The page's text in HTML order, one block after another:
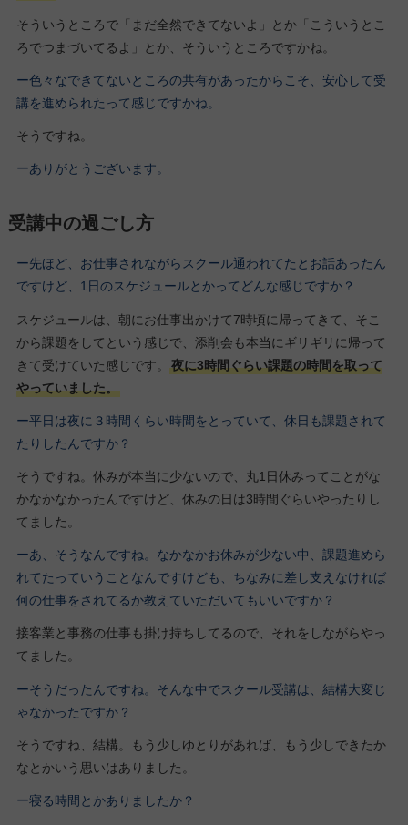
そういうところで「まだ全然できてないよ」とか「こういうとこ
ろでつまづいてるよ」とか、そういうところですかね。
ー色々なできてないところの共有があったからこそ、安心して受
講を進められたって感じですかね。
そうですね。
ーありがとうございます。
受講中の過ごし方
ー先ほど、お仕事されながらスクール通われてたとお話あったん
ですけど、1日のスケジュールとかってどんな感じですか？
スケジュールは、朝にお仕事出かけて7時頃に帰ってきて、そこ
から課題をしてという感じで、添削会も本当にギリギリに帰って
きて受けていた感じです。
夜に3時間ぐらい課題の時間を取って
やっていました。
ー平日は夜に３時間くらい時間をとっていて、休日も課題されて
たりしたんですか？
そうですね。休みが本当に少ないので、丸1日休みってことがな
かなかなかったんですけど、休みの日は3時間ぐらいやったりし
てました。
ーあ、そうなんですね。なかなかお休みが少ない中、課題進めら
れてたっていうことなんですけども、ちなみに差し支えなければ
何の仕事をされてるか教えていただいてもいいですか？
接客業と事務の仕事も掛け持ちしてるので、それをしながらやっ
てました。
ーそうだったんですね。そんな中でスクール受講は、結構大変じ
ゃなかったですか？
そうですね、結構。もう少しゆとりがあれば、もう少しできたか
なとかいう思いはありました。
ー寝る時間とかありましたか？